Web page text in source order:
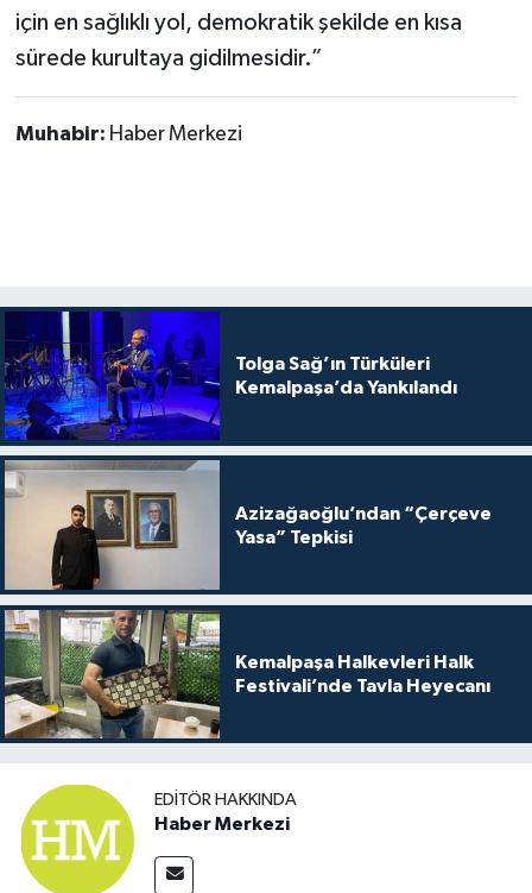
için en sağlıklı yol, demokratik şekilde en kısa
sürede kurultaya gidilmesidir.”
Muhabir: Haber Merkezi
Tolga Sağ’ın Türküleri
Kemalpaşa’da Yankılandı
Azizağaoğlu’ndan “Çerçeve
Yasa” Tepkisi
Kemalpaşa Halkevleri Halk
Festivali’nde Tavla Heyecanı
EDITÖR HAKKINDA
Haber Merkezi